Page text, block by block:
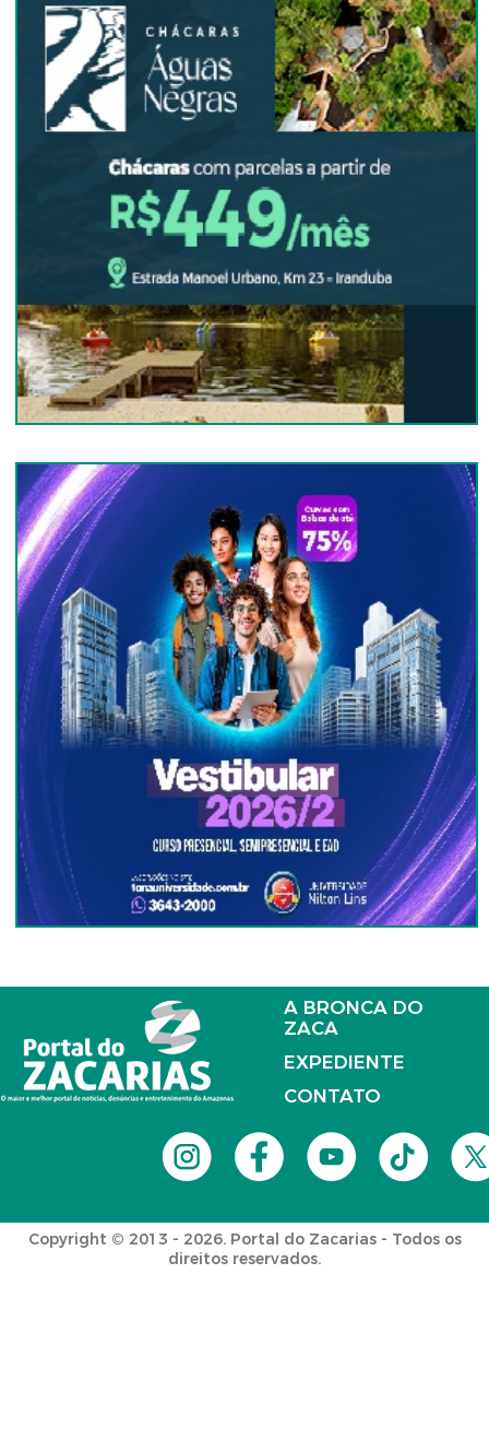
A BRONCA DO
ZACA
EXPEDIENTE
CONTATO
Copyright © 2013 - 2026. Portal do Zacarias - Todos os
direitos reservados.